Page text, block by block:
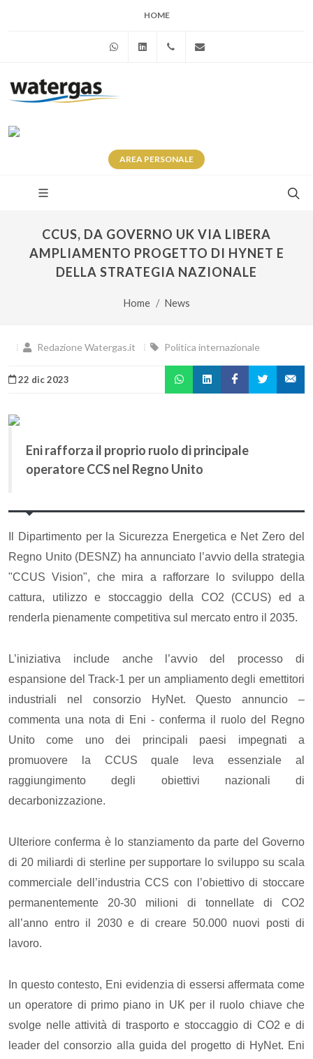
HOME
WhatsAppLinkedin+39 345 281 0246
AREA PERSONALE
CCUS, DA GOVERNO UK VIA LIBERA
AMPLIAMENTO PROGETTO DI HYNET E
DELLA STRATEGIA NAZIONALE
Home News
Redazione Watergas.it Politica internazionale
22 dic 2023
Eni rafforza il proprio ruolo di principale
operatore CCS nel Regno Unito
Il Dipartimento per la Sicurezza Energetica e Net Zero del
Regno Unito (DESNZ) ha annunciato l’avvio della strategia
"CCUS Vision", che mira a rafforzare lo sviluppo della
cattura, utilizzo e stoccaggio della CO2 (CCUS) ed a
renderla pienamente competitiva sul mercato entro il 2035.
L’iniziativa include anche l’avvio del processo di
espansione del Track-1 per un ampliamento degli emettitori
industriali nel consorzio HyNet. Questo annuncio –
commenta una nota di Eni - conferma il ruolo del Regno
Unito come uno dei principali paesi impegnati a
promuovere la CCUS quale leva essenziale al
raggiungimento degli obiettivi nazionali di
decarbonizzazione.
Ulteriore conferma è lo stanziamento da parte del Governo
di 20 miliardi di sterline per supportare lo sviluppo su scala
commerciale dell’industria CCS con l’obiettivo di stoccare
permanentemente 20-30 milioni di tonnellate di CO2
all’anno entro il 2030 e di creare 50.000 nuovi posti di
lavoro.
In questo contesto, Eni evidenzia di essersi affermata come
un operatore di primo piano in UK per il ruolo chiave che
svolge nelle attività di trasporto e stoccaggio di CO2 e di
leader del consorzio alla guida del progetto di HyNet. Eni